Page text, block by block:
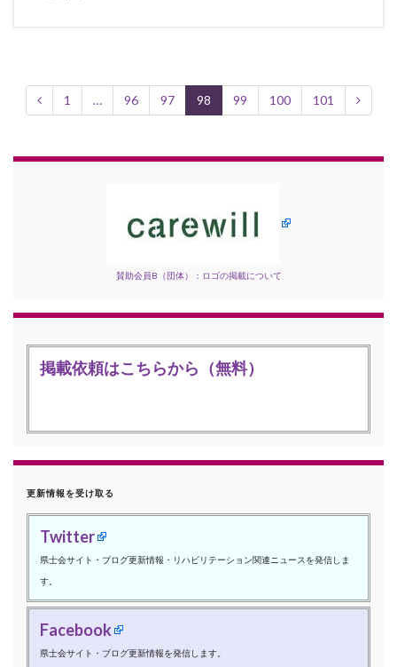
1 … 96 97 98 99 100 101
賛助会員B（団体）：ロゴの掲載について
掲載依頼はこちらから（無料）
更新情報を受け取る
Twitter
県士会サイト・ブログ更新情報・リハビリテーション関連ニュースを発信しま
す。
Facebook
県士会サイト・ブログ更新情報を発信します。